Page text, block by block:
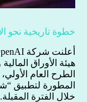
خطوة تاريخية نحو
هيئة الأوراق
الطرح العام
المطورة لتطبيق
خلال الفترة المقبلة.